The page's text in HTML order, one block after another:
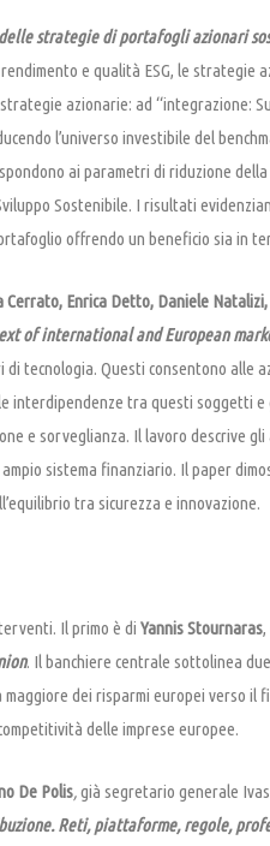
strategie di portafogli azionari
e qualità ESG, le
azionarie: ad “integrazione:
l’universo investibile del
ai parametri di riduzione
Sostenibile. I risultati
offrendo un beneficio sia in
Cerrato, Enrica Detto, Daniele
of international and European
tecnologia. Questi consentono alle
interdipendenze tra questi soggetti
e sorveglianza. Il lavoro descrive
sistema finanziario. Il paper
tra sicurezza e innovazione.
Il primo è di Yannis Stournaras,
. Il banchiere centrale sottolinea
dei risparmi europei verso
delle imprese europee.
De Polis,già segretario generale
Reti, piattaforme, regole,